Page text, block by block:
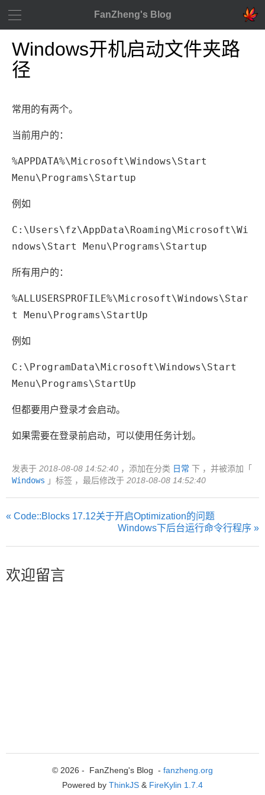
FanZheng's Blog
Windows开机启动文件夹路
径
常用的有两个。
当前用户的：
%APPDATA%\Microsoft\Windows\Start
Menu\Programs\Startup
例如
C:\Users\fz\AppData\Roaming\Microsoft\Wi
ndows\Start Menu\Programs\Startup
所有用户的：
%ALLUSERSPROFILE%\Microsoft\Windows\Star
t Menu\Programs\StartUp
例如
C:\ProgramData\Microsoft\Windows\Start
Menu\Programs\StartUp
但都要用户登录才会启动。
如果需要在登录前启动，可以使用任务计划。
发表于 2018-08-08 14:52:40 ，添加在分类 日常 下 ，并被添加「
Windows 」标签 ，最后修改于 2018-08-08 14:52:40
« Code::Blocks 17.12关于开启Optimization的问题
Windows下后台运行命令行程序 »
欢迎留言
© 2026 - FanZheng's Blog - fanzheng.org
Powered by ThinkJS & FireKylin 1.7.4